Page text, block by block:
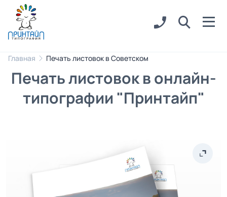
Главная Печать листовок в Советском
Печать листовок в онлайн-
типографии "Принтайп"